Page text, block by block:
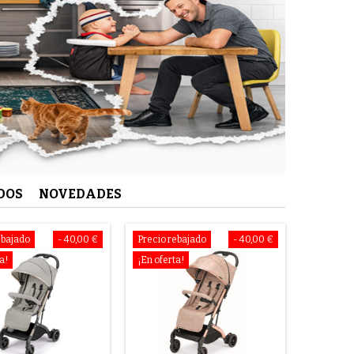
NOVEDADES
- 40,00 € - 40,00 €
Precio rebajado
¡En oferta!